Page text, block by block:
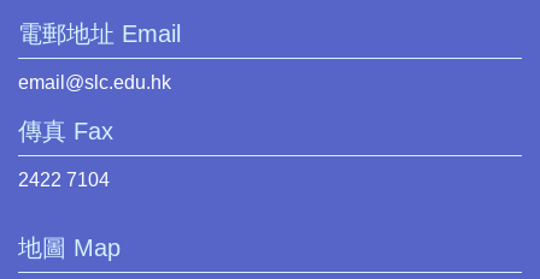
電郵地址 Email
email@slc.edu.hk
傳真 Fax
2422 7104
地圖 Map